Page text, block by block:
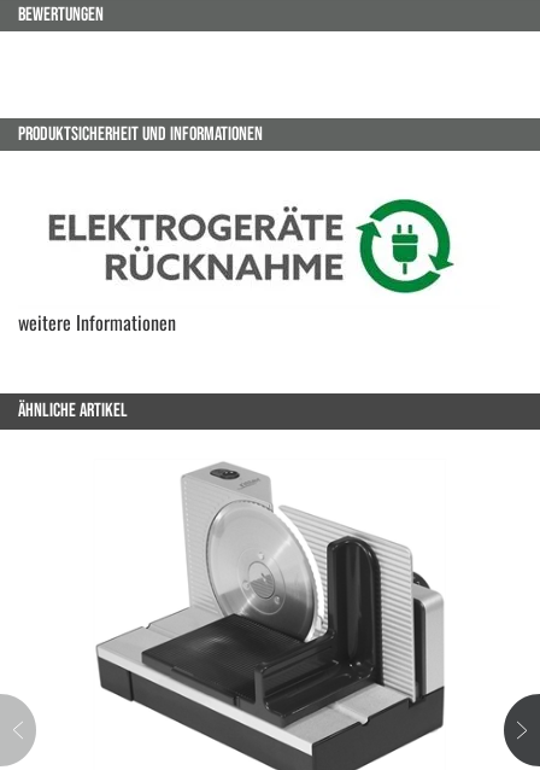
BEWERTUNGEN
PRODUKTSICHERHEIT UND INFORMATIONEN
weitere Informationen
ÄHNLICHE ARTIKEL